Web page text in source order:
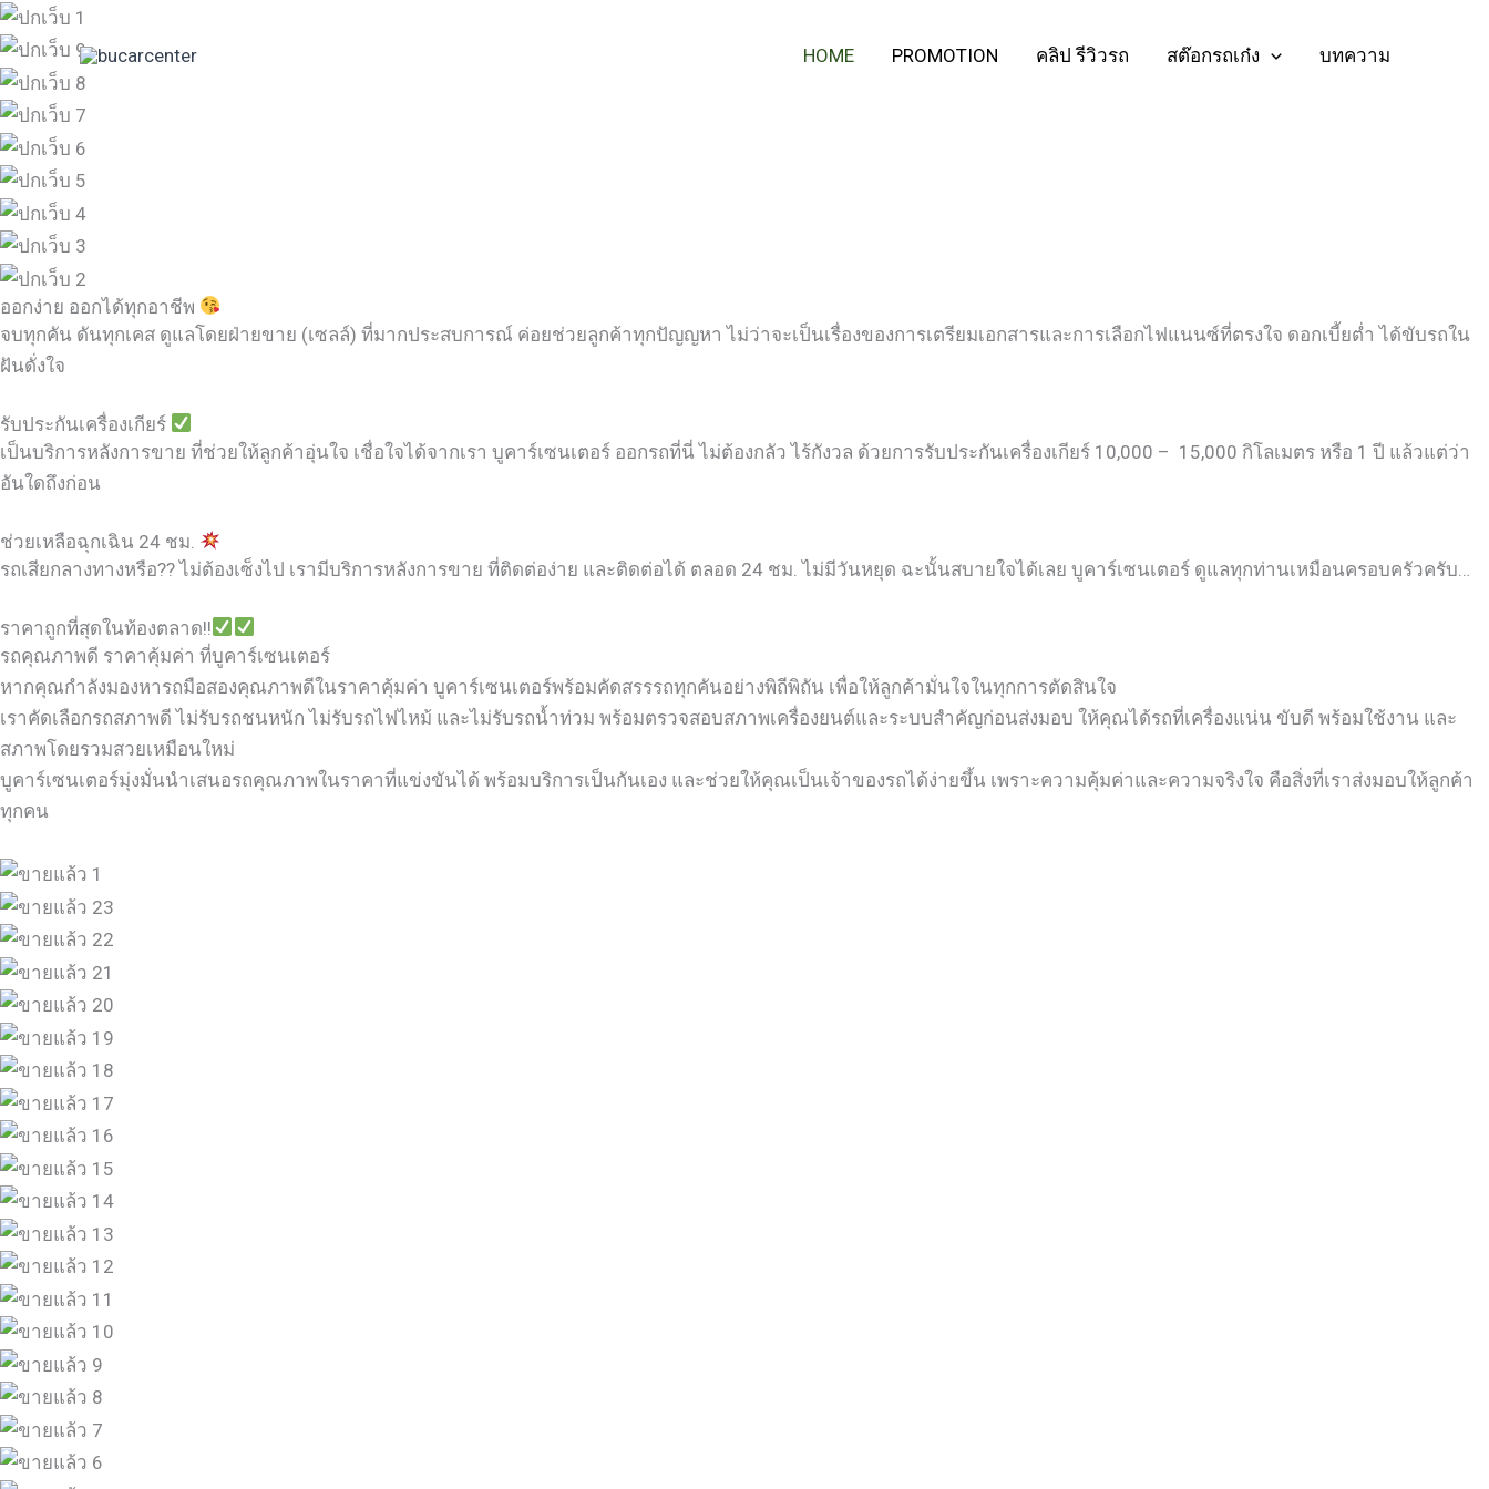
Skip
to
content
HOME PROMOTION คลิป รีวิวรถ สต๊อกรถเก๋ง บทความ
ออกง่าย ออกได้ทุกอาชีพ
จบทุกคัน ดันทุกเคส ดูแลโดยฝ่ายขาย (เซลล์) ที่มากประสบการณ์ ค่อยช่วยลูกค้าทุกปัญญหา ไม่ว่าจะเป็นเรื่องของการเตรียมเอกสารและการเลือกไฟแนนซ์ที่ตรงใจ ดอกเบี้ยต่ำ ได้ขับรถใน
ฝันดั่งใจ
รับประกันเครื่องเกียร์
เป็นบริการหลังการขาย ที่ช่วยให้ลูกค้าอุ่นใจ เชื่อใจได้จากเรา บูคาร์เซนเตอร์ ออกรถที่นี่ ไม่ต้องกลัว ไร้กังวล ด้วยการรับประกันเครื่องเกียร์ 10,000 – 15,000 กิโลเมตร หรือ 1 ปี แล้วแต่ว่า
อันใดถึงก่อน
ช่วยเหลือฉุกเฉิน 24 ชม.
รถเสียกลางทางหรือ?? ไม่ต้องเซ็งไป เรามีบริการหลังการขาย ที่ติดต่อง่าย และติดต่อได้ ตลอด 24 ชม. ไม่มีวันหยุด ฉะนั้นสบายใจได้เลย บูคาร์เซนเตอร์ ดูแลทุกท่านเหมือนครอบครัวครับ…
ราคาถูกที่สุดในท้องตลาด!!
รถคุณภาพดี ราคาคุ้มค่า ที่บูคาร์เซนเตอร์
หากคุณกำลังมองหารถมือสองคุณภาพดีในราคาคุ้มค่า บูคาร์เซนเตอร์พร้อมคัดสรรรถทุกคันอย่างพิถีพิถัน เพื่อให้ลูกค้ามั่นใจในทุกการตัดสินใจ
เราคัดเลือกรถสภาพดี ไม่รับรถชนหนัก ไม่รับรถไฟไหม้ และไม่รับรถน้ำท่วม พร้อมตรวจสอบสภาพเครื่องยนต์และระบบสำคัญก่อนส่งมอบ ให้คุณได้รถที่เครื่องแน่น ขับดี พร้อมใช้งาน และ
สภาพโดยรวมสวยเหมือนใหม่
บูคาร์เซนเตอร์มุ่งมั่นนำเสนอรถคุณภาพในราคาที่แข่งขันได้ พร้อมบริการเป็นกันเอง และช่วยให้คุณเป็นเจ้าของรถได้ง่ายขึ้น เพราะความคุ้มค่าและความจริงใจ คือสิ่งที่เราส่งมอบให้ลูกค้า
ทุกคน